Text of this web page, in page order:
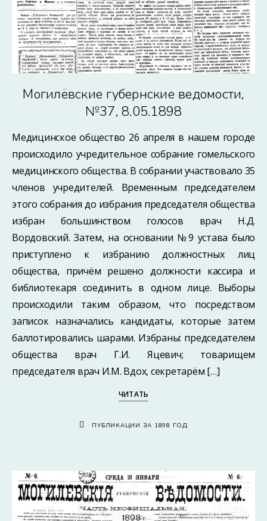
Могилёвские губернские ведомости,
№37, 8.05.1898
Медицинское общество 26 апреля в нашем городе
происходило учредительное собрание гомельского
медицинского общества. В собрании участвовало 35
членов учредителей. Временным председателем
этого собрания до избрания председателя общества
избран большинством голосов врач Н.Д.
Вордовский. Затем, на основании №9 устава было
приступлено к избранию должностных лиц
общества, причём решено должности кассира и
библиотекаря соединить в одном лице. Выборы
происходили таким образом, что посредством
записок назначались кандидаты, которые затем
баллотировались шарами. Избраны: председателем
общества врач Г.И. Яцевич; товарищем
председателя врач И.М. Вдох, секретарём […]
ЧИТАТЬ
ПУБЛИКАЦИИ ЗА 1898 ГОД